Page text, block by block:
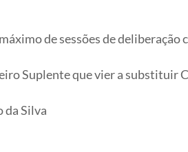
de sessões de
Suplente que vier a substituir
da Silva